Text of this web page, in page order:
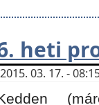
heti
2015. 03. 17. -